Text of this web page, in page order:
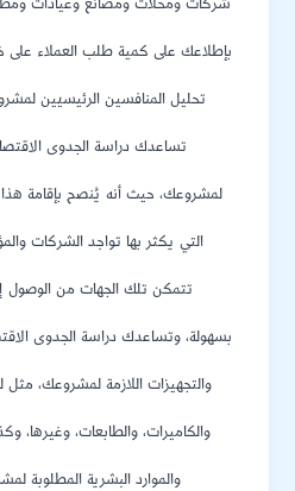
شركات ومحلات ومصانع وعيادات
بإطلاعك على كمية طلب العملاء على
تحليل المنافسين الرئيسيين
تساعدك دراسة الجدوى
لمشروعك، حيث أنه يُنصح بإقامة هذا
التي يكثر بها تواجد الشركات
تتمكن تلك الجهات من الوصول
بسهولة، وتساعدك دراسة الجدوى
والتجهيزات اللازمة لمشروعك، مثل
والكاميرات، والطابعات، وغيرها،
والموارد البشرية